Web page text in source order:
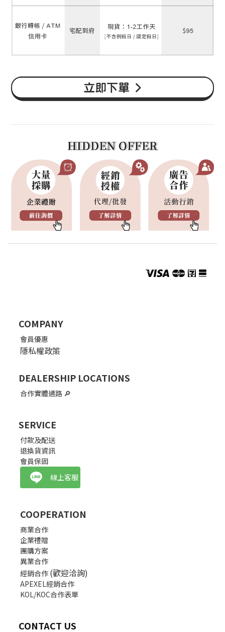
COMPANY
會員優惠
隱私權政策
DEALERSHIP LOCATIONS
合作實體通路 🔎
SERVICE
付款及配送
退換貨資訊
會員保固
線上客服
COOPERATION
商業合作
企業禮贈
團購方案
異業合作
經銷合作 (歡迎洽詢)
APEXEL經銷合作
KOL/KOC合作表單
CONTACT US